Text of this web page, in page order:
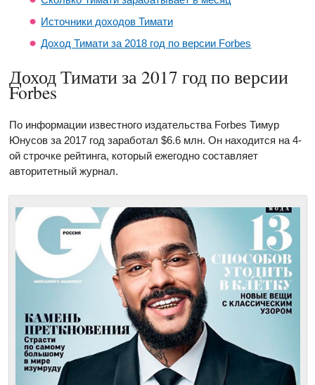
Источники доходов Тимати
Доход Тимати за 2018 год по версии Forbes
Доход Тимати за 2017 год по версии
Forbes
По информации известного издательства Forbes Тимур
Юнусов за 2017 год заработал $6.6 млн. Он находится на 4-
ой строчке рейтинга, который ежегодно составляет
авторитетный журнал.